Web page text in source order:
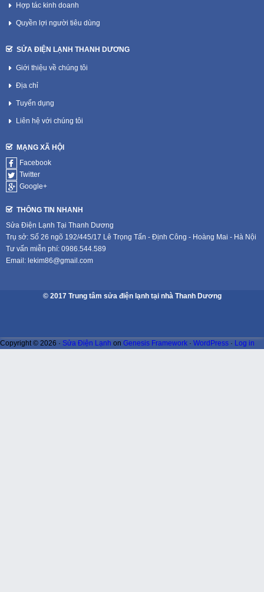
Hợp tác kinh doanh
Quyền lợi người tiêu dùng
SỬA ĐIỆN LẠNH THANH DƯƠNG
Giới thiệu về chúng tôi
Địa chỉ
Tuyển dụng
Liên hệ với chúng tôi
MẠNG XÃ HỘI
Facebook
Twitter
Google+
THÔNG TIN NHANH
Sửa Điện Lạnh Tại Thanh Dương
Trụ sở: Số 26 ngõ 192/445/17 Lê Trọng Tấn - Định Công - Hoàng Mai - Hà Nội
Tư vấn miễn phí: 0986.544.589
Email: lekim86@gmail.com
© 2017 Trung tâm sửa điện lạnh tại nhà Thanh Dương
Copyright © 2026 · Sửa Điện Lạnh on Genesis Framework · WordPress · Log in